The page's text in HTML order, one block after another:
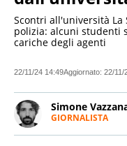
Scontri all'università La
polizia: alcuni studenti
cariche degli agenti
22/11/24 14:49Aggiornato: 22/11/
Simone
GIORNALISTA